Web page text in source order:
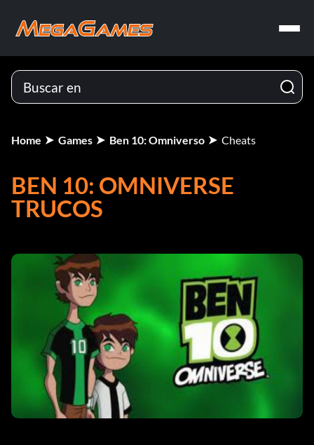
Home Games Ben 10: Omniverso Cheats
BEN 10: OMNIVERSE
TRUCOS